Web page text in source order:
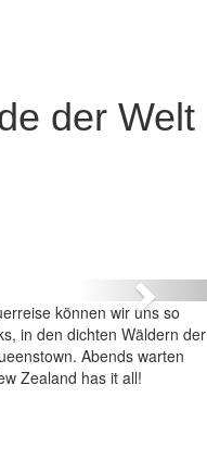
der Welt
Next
können wir uns so
in den dichten Wäldern der
Abends warten
Zealand has it all!